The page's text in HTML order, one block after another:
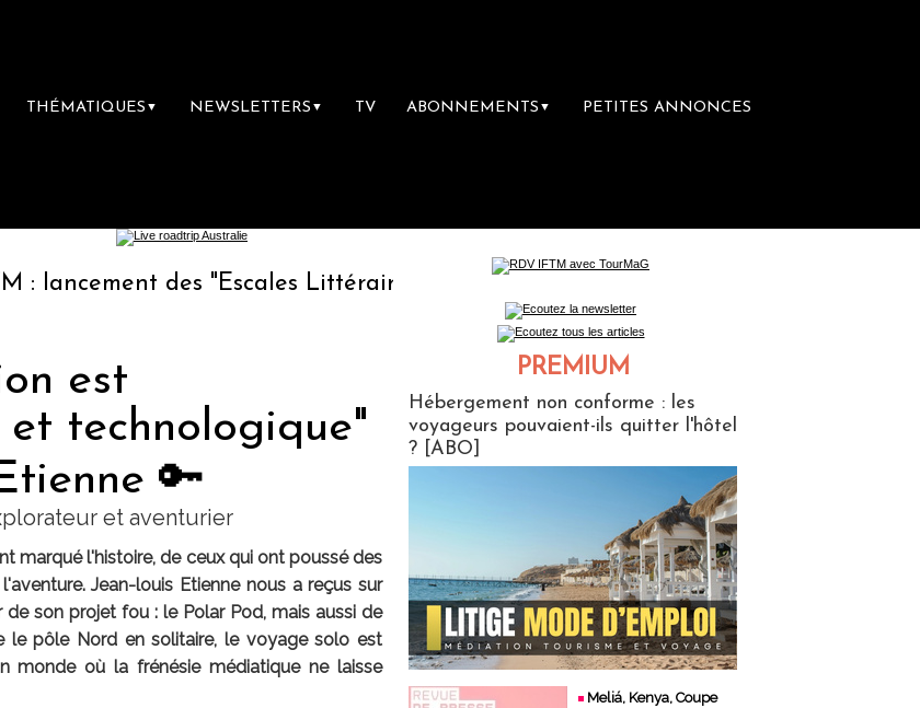
THÉMATIQUES ▼ NEWSLETTERS ▼ TV ABONNEMENTS ▼ PETITES ANNONCES
des "Escales Littéraires", la première librairie du voyage
est
technologique"
🔑
et aventurier
marqué l'histoire, de ceux qui ont poussé des
Jean-louis Etienne nous a reçus sur
son projet fou : le Polar Pod, mais aussi de
le pôle Nord en solitaire, le voyage solo est
monde où la frénésie médiatique ne laisse
PREMIUM
Hébergement non conforme : les
voyageurs pouvaient-ils quitter l'hôtel
? [ABO]
Meliá, Kenya, Coupe